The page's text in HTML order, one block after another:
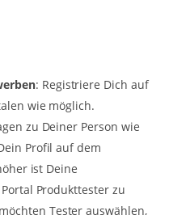
: Registriere Dich auf
wie möglich.
zu Deiner Person wie
Profil auf dem
ist Deine
Produkttester zu
Tester auswählen,